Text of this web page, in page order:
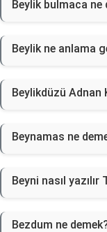
Beylik bulmaca ne
Beylik ne anlama
Beylikdüzü
Beynamas ne
Beyni nasıl yazılır
Bezdum ne